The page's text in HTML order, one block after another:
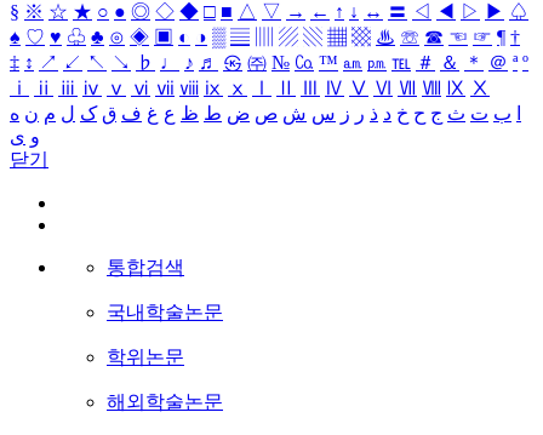
§ ※ ☆ ★ ○ ● ◎ ◇ ◆ □ ■ △ ▽ → ← ↑ ↓ ↔ 〓 ◁ ◀ ▷ ▶ ♤
♠ ♡ ♥ ♧ ♣ ⊙ ◈ ▣ ◐ ◑ ▒ ▤ ▨ ▧ ▦ ▩ ♨ ☏ ☎ ☜ ☞ ¶ †
‡ ↕ ↗ ↙ ↖ ↘ ♭ ♩ ♪ ♬ ㉿ ㈜ № ㏇ ™ ㏂ ㏘ ℡ ＃ ＆ ＊ ＠ ª º
ⅰ
ⅱ ⅲ ⅳ ⅴ ⅵ ⅶ ⅷ ⅸ ⅹ Ⅳ Ⅴ Ⅵ Ⅶ Ⅷ Ⅸ Ⅹ
ب ت ث ج ح خ د ذ ر ز س ش ص ض ط ظ ع غ ف ق ک ل م ن ه
و ی
닫기
통합검색
국내학술논문
학위논문
해외학술논문